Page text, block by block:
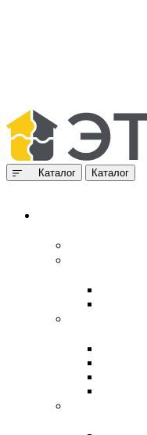
Каталог Каталог